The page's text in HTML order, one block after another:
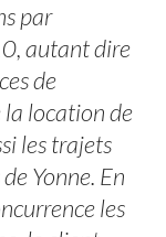
par
autant dire
de
la location de
les trajets
Yonne. En
les